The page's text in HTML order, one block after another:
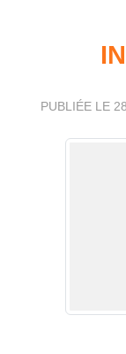
PUBLIÉE LE